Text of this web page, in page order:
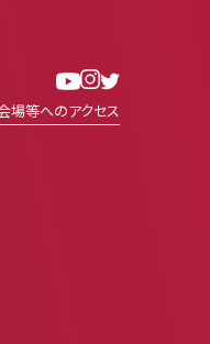
場等へのアクセス